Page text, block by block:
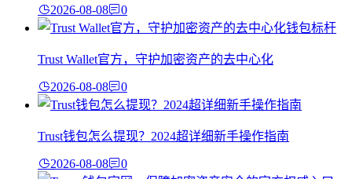
2026-08-08 0
Trust Wallet官方，守护加密资产的去中心化
2026-08-08 0
Trust钱包怎么提现？2024超详细新手操作指南
2026-08-08 0